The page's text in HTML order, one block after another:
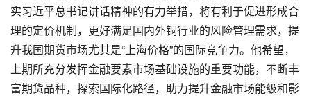
实习近平总书记讲话精神的有力举措，将有利于促进形成合
理的定价机制，更好满足国内外铜行业的风险管理需求，提
升我国期货市场尤其是“上海价格”的国际竞争力。他希望，
上期所充分发挥金融要素市场基础设施的重要功能，不断丰
富期货品种，探索国际化路径，助力提升金融市场能级和影